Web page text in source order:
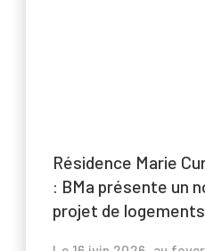
Résidence Marie
: BMa présente un
projet de logements